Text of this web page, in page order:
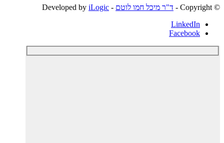
© ‫Copyright -
ד"ר מיכל חמו לוטם - Developed by
iLogic
LinkedIn
Facebook